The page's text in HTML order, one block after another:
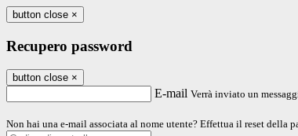
button close ×
Recupero password
button close ×
E-mail Verrà inviato un
Non hai una e-mail associata al nome utente? Effettua il reset della